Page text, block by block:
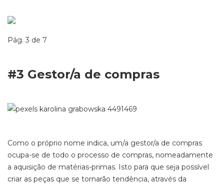
Pág. 3 de 7
#3 Gestor/a de compras
Como o próprio nome indica, um/a gestor/a de compras
ocupa-se de todo o processo de compras, nomeadamente
a aquisição de matérias-primas. Isto para que seja possível
criar as peças que se tornarão tendência, através da